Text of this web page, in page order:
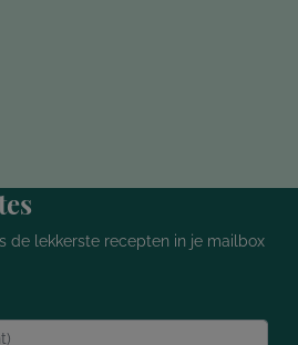
de lekkerste recepten in je mailbox